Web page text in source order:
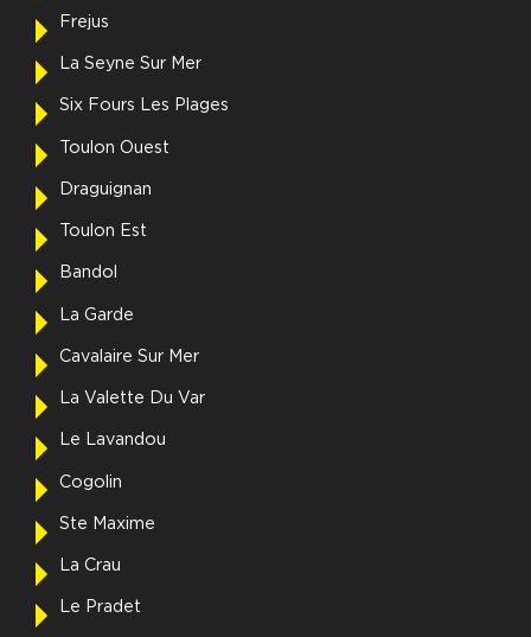
Frejus
La Seyne Sur Mer
Six Fours Les Plages
Toulon Ouest
Draguignan
Toulon Est
Bandol
La Garde
Cavalaire Sur Mer
La Valette Du Var
Le Lavandou
Cogolin
Ste Maxime
La Crau
Le Pradet